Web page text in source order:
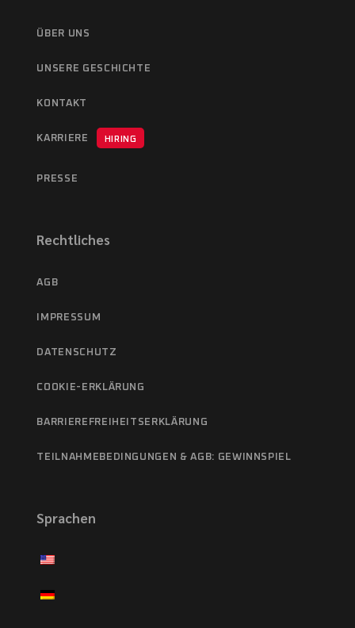
ÜBER UNS
UNSERE GESCHICHTE
KONTAKT
KARRIERE HIRING
PRESSE
Rechtliches
AGB
IMPRESSUM
DATENSCHUTZ
COOKIE-ERKLÄRUNG
BARRIEREFREIHEITSERKLÄRUNG
TEILNAHMEBEDINGUNGEN & AGB: GEWINNSPIEL
Sprachen